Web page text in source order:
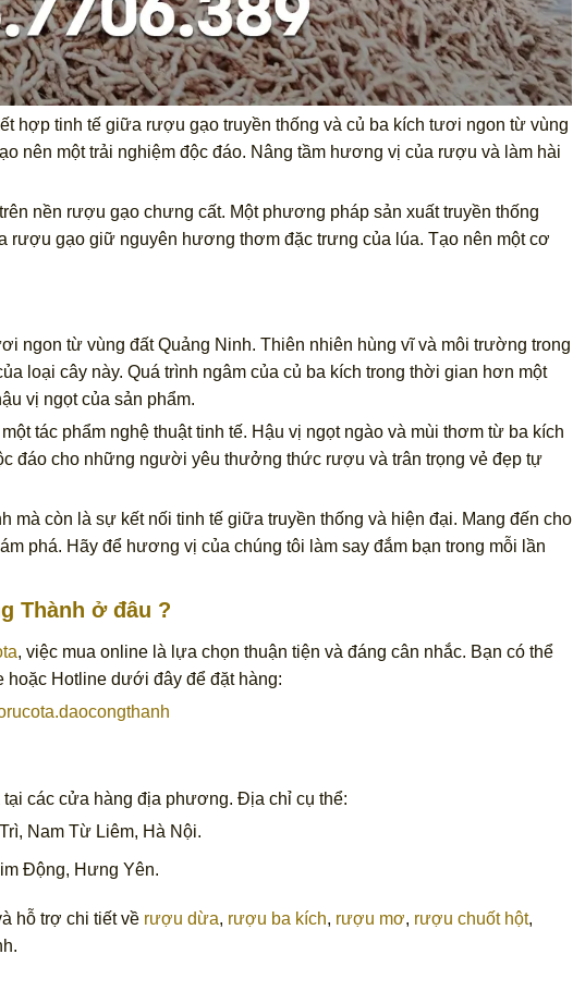
hợp tinh tế giữa rượu gạo truyền thống và củ ba kích tươi ngon từ vùng
nên một trải nghiệm độc đáo. Nâng tầm hương vị của rượu và làm hài
nền rượu gạo chưng cất. Một phương pháp sản xuất truyền thống
rượu gạo giữ nguyên hương thơm đặc trưng của lúa. Tạo nên một cơ
ngon từ vùng đất Quảng Ninh. Thiên nhiên hùng vĩ và môi trường trong
loại cây này. Quá trình ngâm của củ ba kích trong thời gian hơn một
vị ngọt của sản phẩm.
tác phẩm nghệ thuật tinh tế. Hậu vị ngọt ngào và mùi thơm từ ba kích
đáo cho những người yêu thưởng thức rượu và trân trọng vẻ đẹp tự
mà còn là sự kết nối tinh tế giữa truyền thống và hiện đại. Mang đến cho
phá. Hãy để hương vị của chúng tôi làm say đắm bạn trong mỗi lần
Thành ở đâu ?
, việc mua online là lựa chọn thuận tiện và đáng cân nhắc. Bạn có thể
hoặc Hotline dưới đây để đặt hàng:
các cửa hàng địa phương. Địa chỉ cụ thể:
Nam Từ Liêm, Hà Nội.
Động, Hưng Yên.
hỗ trợ chi tiết về rượu dừa, rượu ba kích, rượu mơ, rượu chuốt hột,